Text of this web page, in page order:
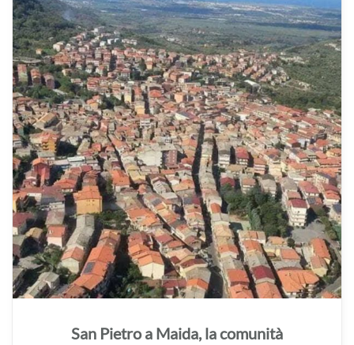
San Pietro a Maida, la comunità